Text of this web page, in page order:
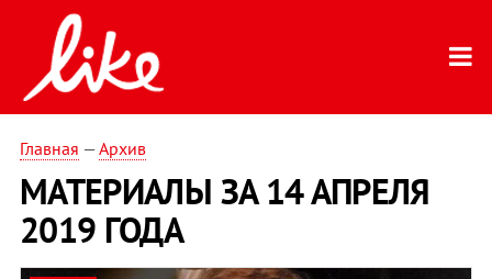
Главная —Архив
МАТЕРИАЛЫ ЗА 14 АПРЕЛЯ
2019 ГОДА